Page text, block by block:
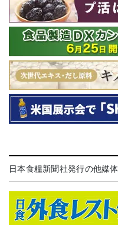
日本食糧新聞社発行の他媒